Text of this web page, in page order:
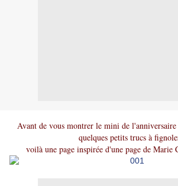
Avant de vous montrer le mini de
quelques petits trucs à
voilà une page inspirée d'une page de Marie